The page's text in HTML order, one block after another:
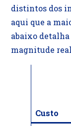
distintos dos
aqui que a
abaixo
magnitude
Custo